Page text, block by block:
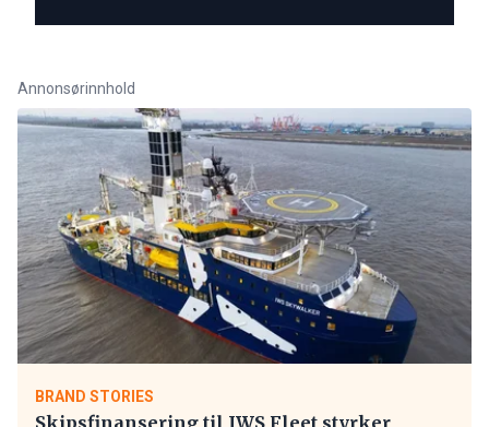
Annonsørinnhold
BRAND STORIES
Skipsfinansering til IWS Fleet styrker